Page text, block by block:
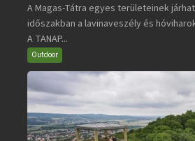
Magas-
Tátra
járható
turistaútjai
A Magas-Tátra egyes területeinek
időszakban a lavinaveszély és
A TANAP...
Outdoor